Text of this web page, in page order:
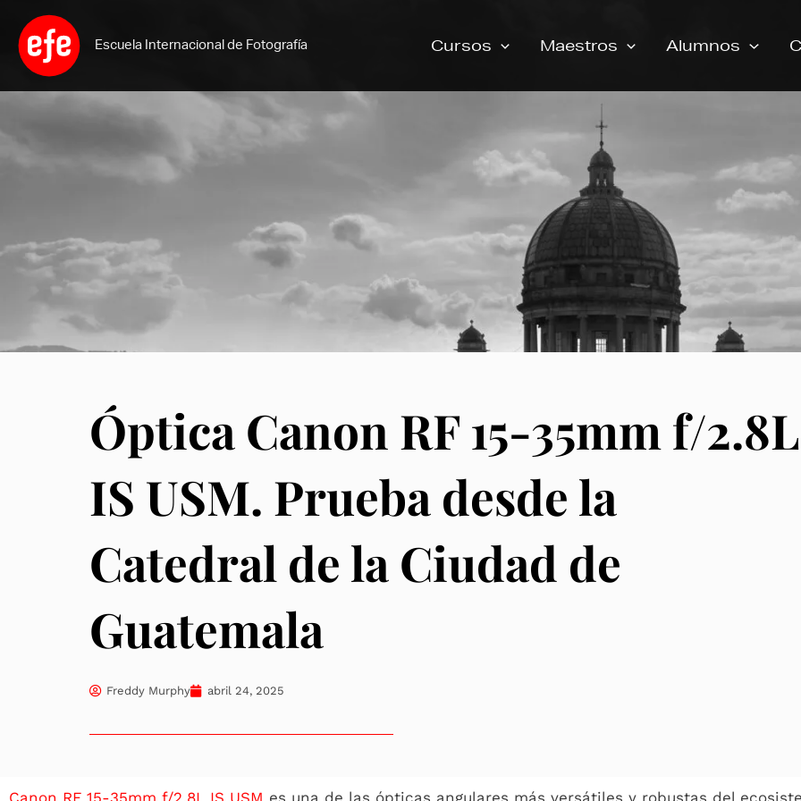
contenido
Escuela Internacional de Fotografía Cursos Maestros Alumnos
Óptica Canon RF 15-35mm f/2.8L
IS USM. Prueba desde la
Catedral de la Ciudad de
Guatemala
Freddy Murphy abril 24, 2025
Canon RF 15-35mm f/2.8L IS USM es una de las ópticas angulares más versátiles y robustas del